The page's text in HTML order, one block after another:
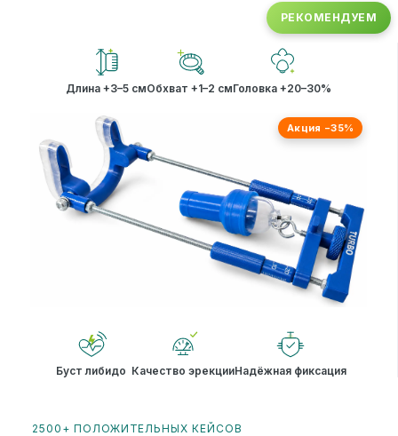
РЕКОМЕНДУЕМ
Длина +3–5 смОбхват +1–2 смГоловка +20–30%
Акция −35%
Буст либидо Качество эрекцииНадёжная фиксация
2500+ ПОЛОЖИТЕЛЬНЫХ КЕЙСОВ